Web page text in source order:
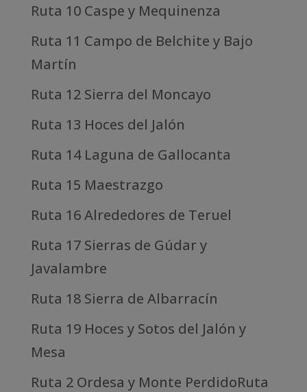
Ruta 10 Caspe y Mequinenza
Ruta 11 Campo de Belchite y Bajo
Martín
Ruta 12 Sierra del Moncayo
Ruta 13 Hoces del Jalón
Ruta 14 Laguna de Gallocanta
Ruta 15 Maestrazgo
Ruta 16 Alrededores de Teruel
Ruta 17 Sierras de Gúdar y
Javalambre
Ruta 18 Sierra de Albarracín
Ruta 19 Hoces y Sotos del Jalón y
Mesa
Ruta 2 Ordesa y Monte PerdidoRuta